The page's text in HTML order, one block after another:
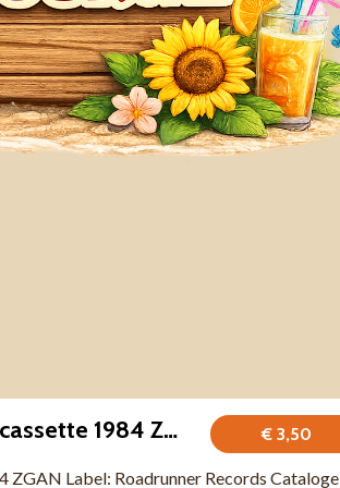
€ 3,50
The Nylons – Seamless 9 nrs cassette 1984 ZGAN
ZGAN Label: Roadrunner Records